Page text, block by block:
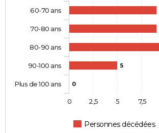
5
0
Personnes décédées
60-70 ans
70-80 ans
80-90 ans
90-100 ans
Plus de 100 ans
0 2,5 5 7,5